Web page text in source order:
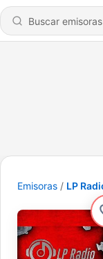
Emisoras LP